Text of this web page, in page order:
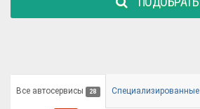
Все автосервисы 28 Специализированные